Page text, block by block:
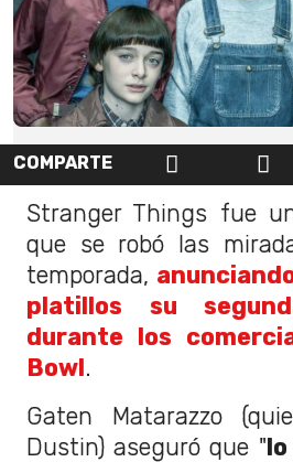
COMPARTE
Stranger Things fue
que se robó las
temporada,
platillos su
durante los
Bowl.
Gaten Matarazzo
Dustin) aseguró que "